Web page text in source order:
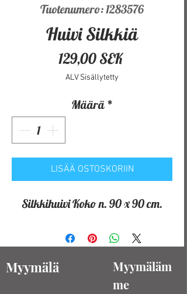
Tuotenumero: 1283576
Huivi Silkkiä
129,00 SEKHinta
ALV Sisällytetty
Määrä *
LISÄÄ OSTOSKORIIN
Silkkihuivi Koko n. 90 x 90 cm.
Myymälä
Myymäläm
me